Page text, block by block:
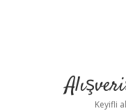
Keyifli